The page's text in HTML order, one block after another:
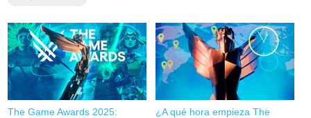
The Game Awards 2025:
¿A qué hora empieza The